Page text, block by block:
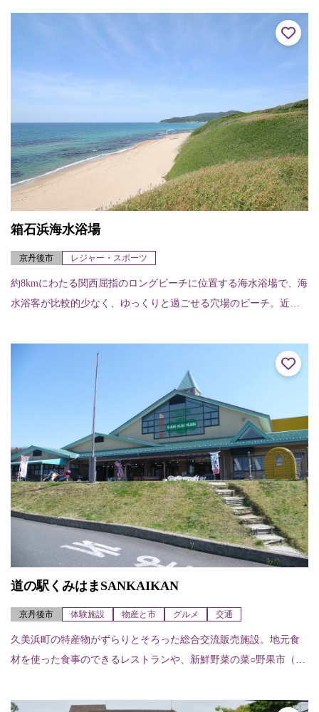
月に竣工されました...
箱石浜海水浴場
京丹後市 レジャー・スポーツ
約8kmにわたる関西屈指のロングビーチに位置する海水浴場で、海
水浴客が比較的少なく、ゆっくりと過ごせる穴場のビーチ。近く
道の駅くみはまSANKAIKAN
京丹後市 体験施設 物産と市 グルメ 交通
久美浜町の特産物がずらりとそろった総合交流販売施設。地元食
材を使った食事のできるレストランや、新鮮野菜の菜○野果市（さ